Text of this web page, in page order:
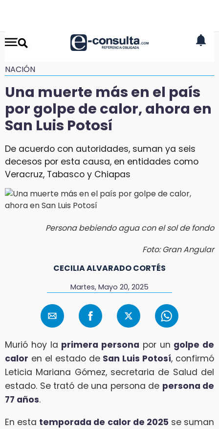
NACIÓN
Una muerte más en el país
por golpe de calor, ahora en
San Luis Potosí
De acuerdo con autoridades, suman ya seis
decesos por esta causa, en entidades como
Veracruz, Tabasco y Chiapas
Persona bebiendo agua con el sol de fondo
Foto: Gran Angular
CECILIA ALVARADO CORTÉS
Martes, Mayo 20, 2025
Murió hoy la primera persona por un golpe de
calor en el estado de San Luis Potosí, confirmó
Leticia Mariana Gómez, secretaria de Salud del
estado. Se trató de una persona de persona de
77 años.
En esta temporada de calor de 2025 se suman